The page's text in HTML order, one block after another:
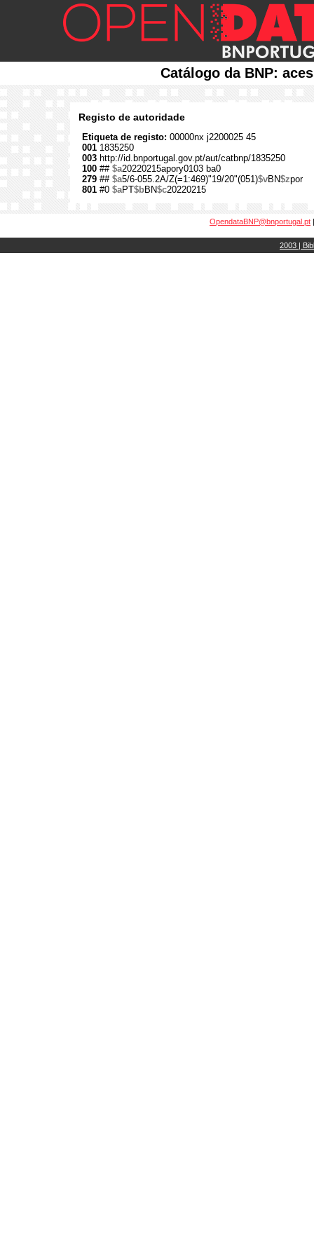
Catálogo da BNP:
Registo de autoridade
Etiqueta de registo: 00000nx j2200025 45
001 1835250
003 http://id.bnportugal.gov.pt/aut/catbnp/1835250
100 ## $a20220215apory0103 ba0
279 ## $a5/6-055.2A/Z(=1:469)"19/20"(051)$vBN$zpor
801 #0 $aPT$bBN$c20220215
OpendataBNP@bnportugal.pt
2003 |